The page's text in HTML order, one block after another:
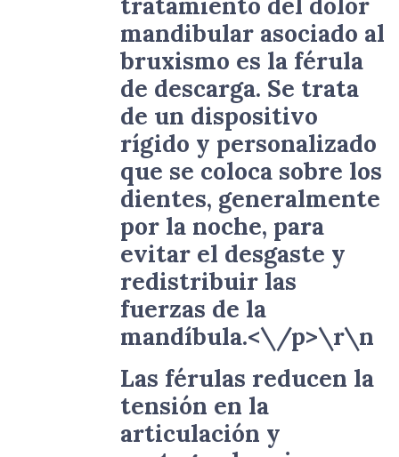
mandibular asociado al
bruxismo es la férula
de descarga. Se trata
de un dispositivo
rígido y personalizado
que se coloca sobre los
dientes, generalmente
por la noche, para
evitar el desgaste y
redistribuir las
fuerzas de la
mandíbula.<\/p>\r\n
Las férulas reducen la
tensión en la
articulación y